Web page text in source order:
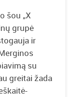
šou „X
grupė
ir
su
greitai žada